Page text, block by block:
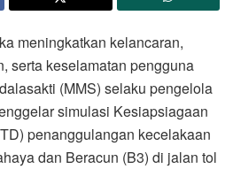
meningkatkan kelancaran,
serta keselamatan pengguna
(MMS) selaku pengelola
simulasi Kesiapsiagaan
penanggulangan kecelakaan
dan Beracun (B3) di jalan tol